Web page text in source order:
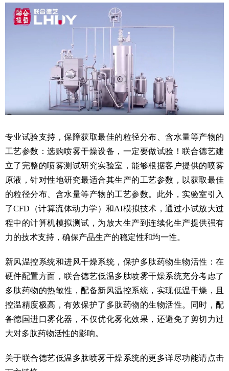
专业试验支持，保障获取最佳的粒径分布、含水量等产物的
工艺参数：选购喷雾干燥设备，一定要做试验！联合德艺建
立了完整的喷雾测试研究实验室，能够根据客户提供的喷雾
原液，针对性地研究最适合其生产的工艺参数，以获取最佳
的粒径分布、含水量等产物的工艺参数。此外，实验室引入
了CFD（计算流体动力学）和AI模拟技术，通过小试放大过
程中的计算机模拟测试，为放大生产到连续化生产提供强有
力的技术支持，确保产品生产的稳定性和均一性。
新风温控系统和进风干燥系统，保护多肽药物生物活性：在
硬件配置方面，联合德艺低温多肽喷雾干燥系统充分考虑了
多肽药物的热敏性，配备新风温控系统，实现低温干燥，且
控温精度极高，有效保护了多肽药物的生物活性。同时，配
备德国进口雾化器，不仅优化雾化效果，还避免了剪切力过
大对多肽药物活性的影响。
关于联合德艺低温多肽喷雾干燥系统的更多详尽功能请点击